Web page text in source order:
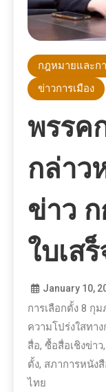
กฎหมายและก
ข่าวการเมือง
พรรค
กล่าว
ข่าว
ใบเส
January 10,
การเลือกตั้ง 8 กุ
ความโปร่งใสทาง
สื่อ, ซื้อสื่อเชิงข่าว,
ตั้ง, สภาการหนัง
ไทย